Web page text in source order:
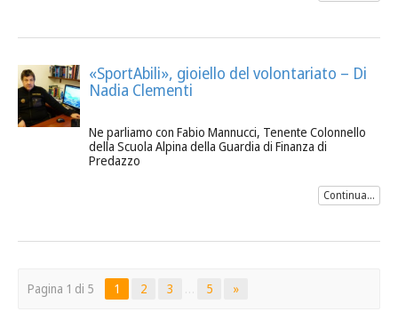
«SportAbili», gioiello del volontariato – Di
Nadia Clementi
Ne parliamo con Fabio Mannucci, Tenente Colonnello
della Scuola Alpina della Guardia di Finanza di
Predazzo
Continua...
Pagina 1 di 5 1 2 3 … 5 »